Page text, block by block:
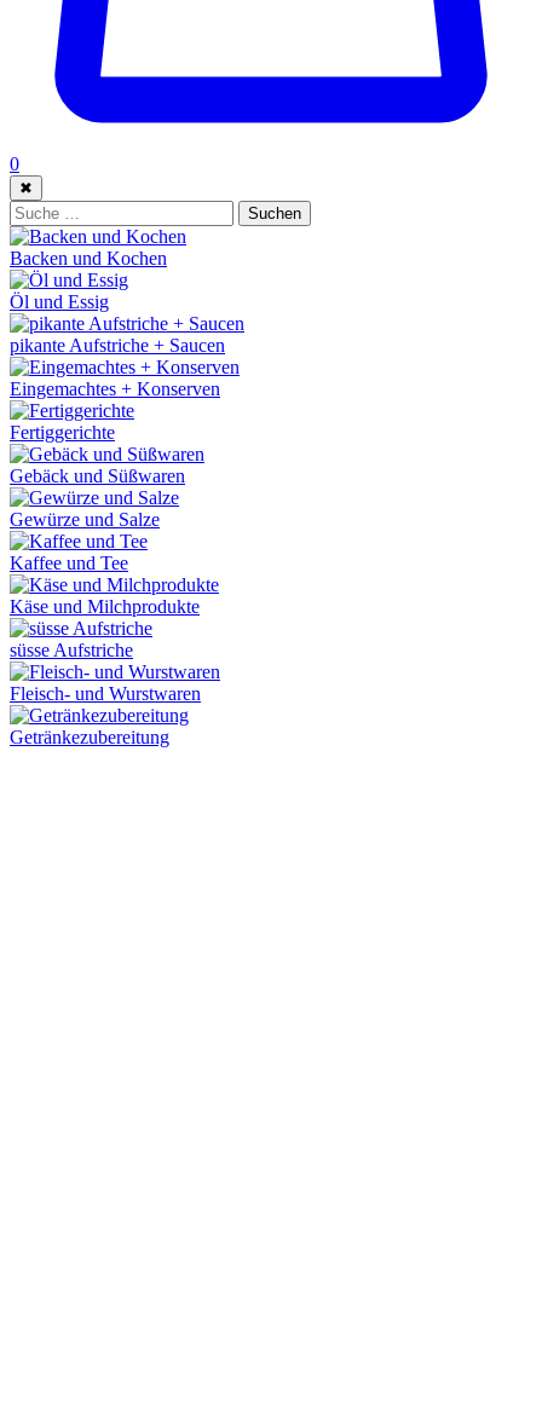
0
✖
Suche: Suchen
Backen und Kochen
Öl und Essig
pikante Aufstriche + Saucen
Eingemachtes + Konserven
Fertiggerichte
Gebäck und Süßwaren
Gewürze und Salze
Kaffee und Tee
Käse und Milchprodukte
süsse Aufstriche
Fleisch- und Wurstwaren
Getränkezubereitung